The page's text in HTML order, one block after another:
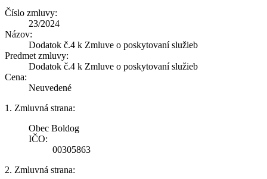
Číslo zmluvy:
23/2024
Názov:
Dodatok č.4 k Zmluve o poskytovaní služieb
Predmet zmluvy:
Dodatok č.4 k Zmluve o poskytovaní služieb
Cena:
Neuvedené
1. Zmluvná strana:
Obec Boldog
IČO:
00305863
2. Zmluvná strana: